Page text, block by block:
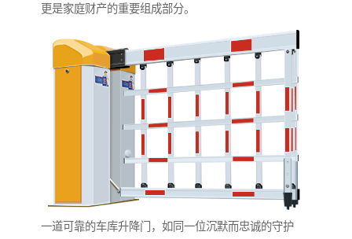
更是家庭财产的重要组成部分。
一道可靠的车库升降门，如同一位沉默而忠诚的守护